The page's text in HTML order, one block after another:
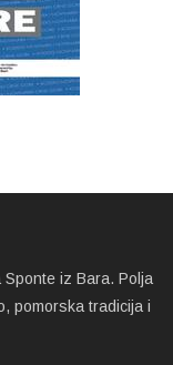
iz Bara. Polja
pomorska tradicija i